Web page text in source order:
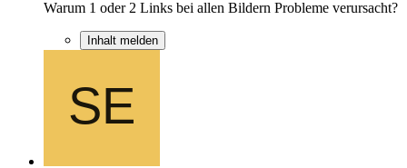
Warum 1 oder 2 Links bei allen Bildern Probleme verursacht?
Inhalt melden